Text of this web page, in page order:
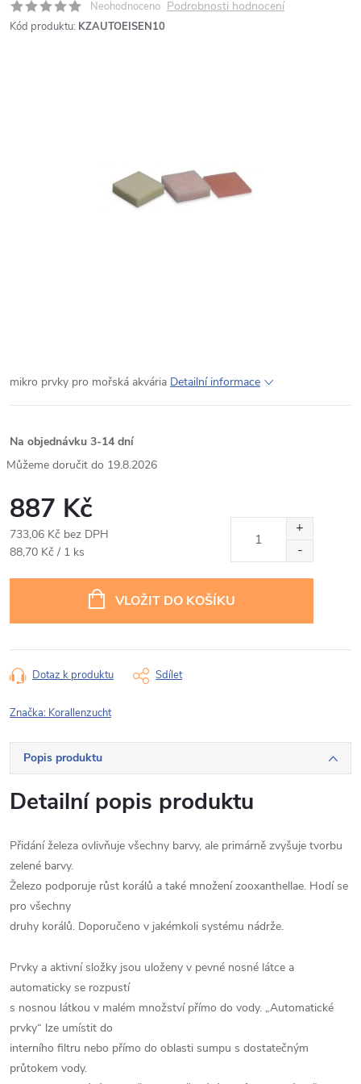
Neohodnoceno Podrobnosti hodnocení
Kód produktu: KZAUTOEISEN10
mikro prvky pro mořská akvária Detailní informace
Na objednávku 3-14 dní
19.8.2026
887 Kč
733,06 Kč bez DPH
Měrná
88,70 Kč / 1 ks
VLOŽIT DO KOŠÍKU
Dotaz k produktu Sdílet
Značka: Korallenzucht
Popis produktu
Detailní popis produktu
Přidání železa ovlivňuje všechny barvy, ale primárně zvyšuje tvorbu
zelené barvy.
Železo podporuje růst korálů a také množení zooxanthellae. Hodí se
pro všechny
druhy korálů. Doporučeno v jakémkoli systému nádrže.
Prvky a aktivní složky jsou uloženy v pevné nosné látce a
automaticky se rozpustí
s nosnou látkou v malém množství přímo do vody. „Automatické
prvky“ lze umístit do
interního filtru nebo přímo do oblasti sumpu s dostatečným
průtokem vody.